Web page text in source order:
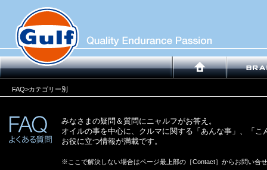
FAQ>カテゴリー別
みなさまの疑問＆質問にニャルフがお答え。
オイルの事を中心に、クルマに関する「あんな事」、「こ
お役に立つ情報が満載です。
※ここで解決しない場合はページ最上部の［Contact］からお問い合